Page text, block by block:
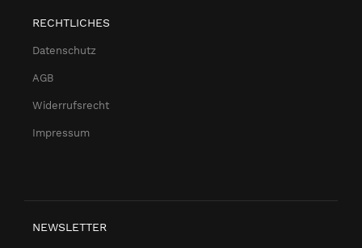
RECHTLICHES
Datenschutz
AGB
Widerrufsrecht
Impressum
NEWSLETTER